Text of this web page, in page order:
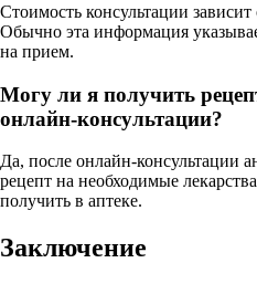
Стоимость консультации
Обычно эта информация
на прием.
Могу ли я получить
онлайн-консультации?
Да, после онлайн-консультации
рецепт на необходимые
получить в аптеке.
Заключение